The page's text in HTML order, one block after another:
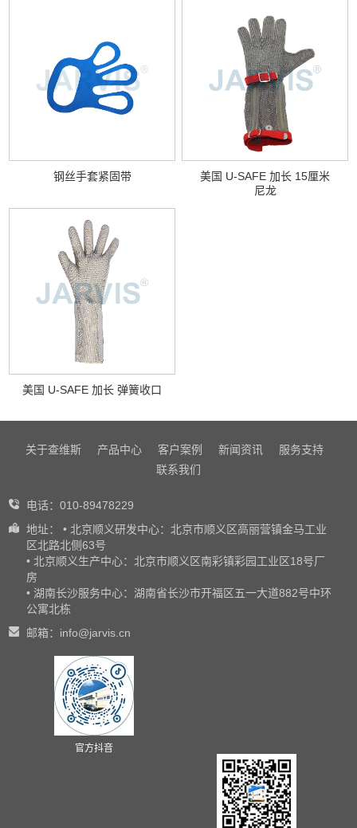
钢丝手套紧固带
美国 U-SAFE 加长 15厘米
尼龙
美国 U-SAFE 加长 弹簧收口
关于查维斯 产品中心 客户案例 新闻资讯
服务支持
联系我们
电话：010-89478229
地址： • 北京顺义研发中心：北京市顺义区高丽营镇金马工业
区北路北侧63号
• 北京顺义生产中心：北京市顺义区南彩镇彩园工业区18号厂
房
• 湖南长沙服务中心：湖南省长沙市开福区五一大道882号中环
公寓北栋
邮箱：info@jarvis.cn
官方抖音